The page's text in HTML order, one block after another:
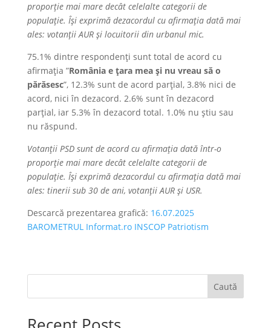
proporție mai mare decât celelalte categorii de
populație. Își exprimă dezacordul cu afirmația dată mai
ales: votanții AUR și locuitorii din urbanul mic.
75.1% dintre respondenți sunt total de acord cu
afirmația ”România e țara mea și nu vreau să o
părăsesc”, 12.3% sunt de acord parțial, 3.8% nici de
acord, nici în dezacord. 2.6% sunt în dezacord
parțial, iar 5.3% în dezacord total. 1.0% nu știu sau
nu răspund.
Votanții PSD sunt de acord cu afirmația dată într-o
proporție mai mare decât celelalte categorii de
populație. Își exprimă dezacordul cu afirmația dată mai
ales: tinerii sub 30 de ani, votanții AUR și USR.
Descarcă prezentarea grafică: 16.07.2025
BAROMETRUL Informat.ro INSCOP Patriotism
Caută